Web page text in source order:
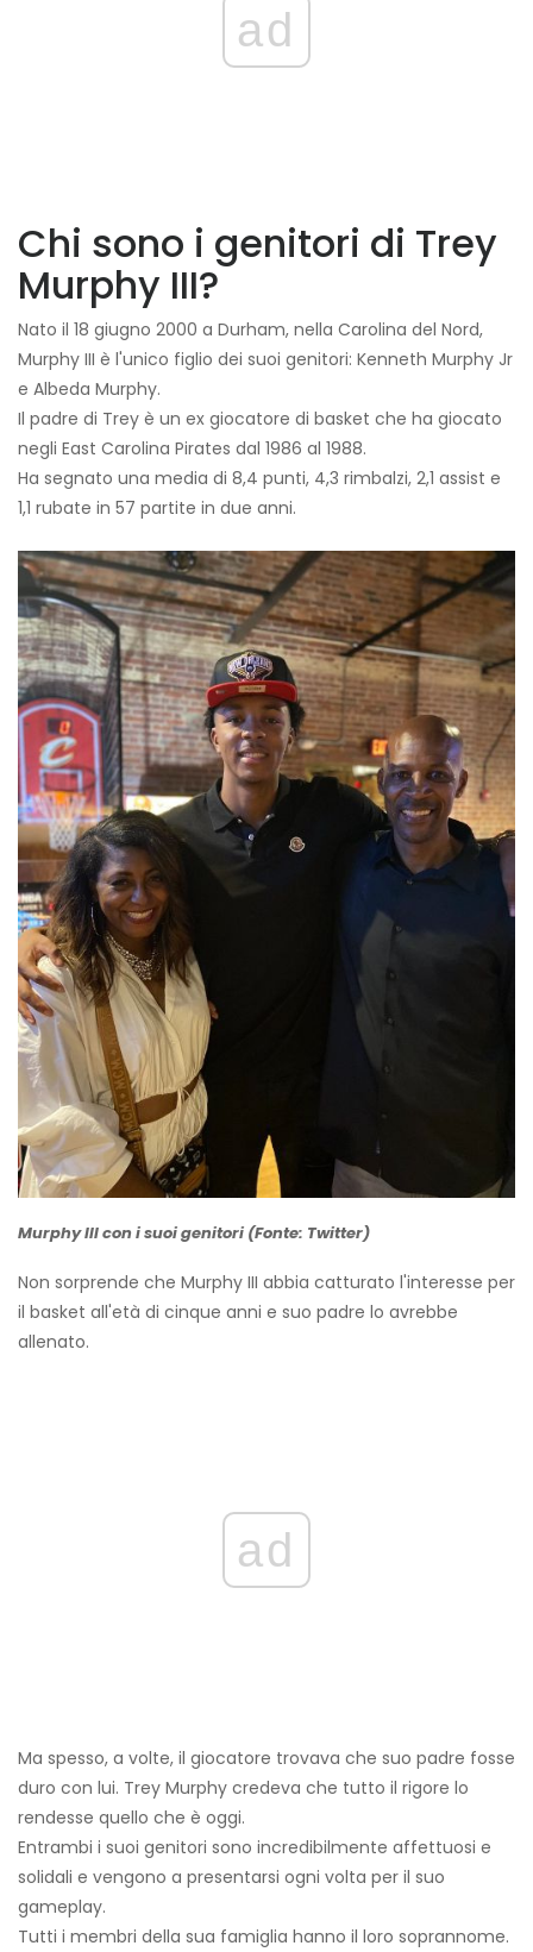
ad
Chi sono i genitori di Trey
Murphy III?
Nato il 18 giugno 2000 a Durham, nella Carolina del Nord,
Murphy III è l'unico figlio dei suoi genitori: Kenneth Murphy Jr
e Albeda Murphy.
Il padre di Trey è un ex giocatore di basket che ha giocato
negli East Carolina Pirates dal 1986 al 1988.
Ha segnato una media di 8,4 punti, 4,3 rimbalzi, 2,1 assist e
1,1 rubate in 57 partite in due anni.
Murphy III con i suoi genitori (Fonte: Twitter)
Non sorprende che Murphy III abbia catturato l'interesse per
il basket all'età di cinque anni e suo padre lo avrebbe
allenato.
ad
Ma spesso, a volte, il giocatore trovava che suo padre fosse
duro con lui. Trey Murphy credeva che tutto il rigore lo
rendesse quello che è oggi.
Entrambi i suoi genitori sono incredibilmente affettuosi e
solidali e vengono a presentarsi ogni volta per il suo
gameplay.
Tutti i membri della sua famiglia hanno il loro soprannome.